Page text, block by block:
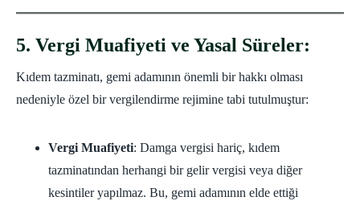
5. Vergi Muafiyeti ve Yasal Süreler:
Kıdem tazminatı, gemi adamının önemli bir hakkı olması
nedeniyle özel bir vergilendirme rejimine tabi tutulmuştur:
Vergi Muafiyeti: Damga vergisi hariç, kıdem
tazminatından herhangi bir gelir vergisi veya diğer
kesintiler yapılmaz. Bu, gemi adamının elde ettiği